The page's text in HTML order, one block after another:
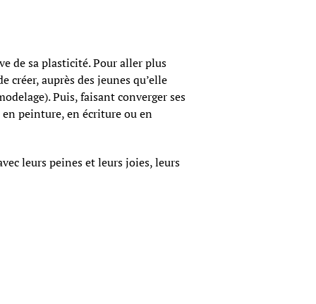
de sa plasticité. Pour aller plus
auprès des jeunes qu’elle
Puis, faisant converger ses
en peinture, en écriture ou en
leurs peines et leurs joies, leurs